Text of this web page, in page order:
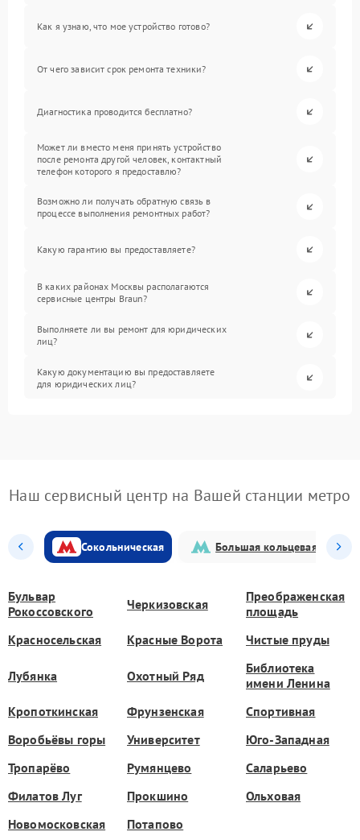
Как я узнаю, что мое устройство готово?
От чего зависит срок ремонта техники?
Диагностика проводится бесплатно?
Может ли вместо меня принять устройство
после ремонта другой человек, контактный
телефон которого я предоставлю?
Возможно ли получать обратную связь в
процессе выполнения ремонтных работ?
Какую гарантию вы предоставляете?
В каких районах Москвы располагаются
сервисные центры Braun?
Выполняете ли вы ремонт для юридических
лиц?
Какую документацию вы предоставляете
для юридических лиц?
Наш сервисный центр на Вашей станции метро
Сокольническая Большая кольцевая
Бульвар
Рокоссовского
Черкизовская
Преображенская
площадь
Красносельская
Красные Ворота Чистые пруды
Лубянка Охотный Ряд
Библиотека
имени Ленина
Кропоткинская
Фрунзенская
Спортивная
Воробьёвы горы
Университет
Юго-Западная
Тропарёво
Румянцево
Саларьево
Филатов Луг
Прокшино
Ольховая
Новомосковская
Потапово